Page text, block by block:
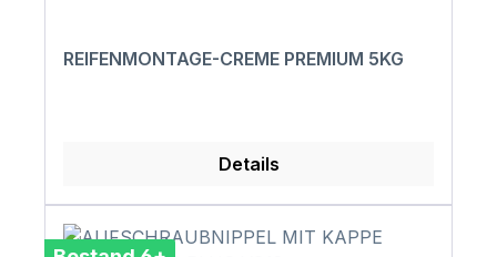
REIFENMONTAGE-CREME PREMIUM 5KG
Details